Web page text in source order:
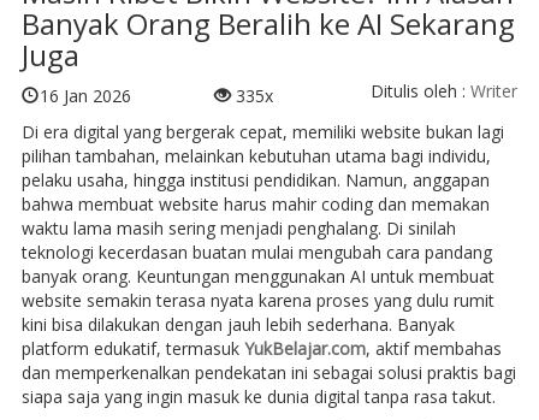
Banyak Orang Beralih ke AI Sekarang
Juga
16 Jan 2026 335x Ditulis oleh :Writer
Di era digital yang bergerak cepat, memiliki website bukan lagi
pilihan tambahan, melainkan kebutuhan utama bagi individu,
pelaku usaha, hingga institusi pendidikan. Namun, anggapan
bahwa membuat website harus mahir coding dan memakan
waktu lama masih sering menjadi penghalang. Di sinilah
teknologi kecerdasan buatan mulai mengubah cara pandang
banyak orang. Keuntungan menggunakan AI untuk membuat
website semakin terasa nyata karena proses yang dulu rumit
kini bisa dilakukan dengan jauh lebih sederhana. Banyak
platform edukatif, termasuk YukBelajar.com, aktif membahas
dan memperkenalkan pendekatan ini sebagai solusi praktis bagi
siapa saja yang ingin masuk ke dunia digital tanpa rasa takut.